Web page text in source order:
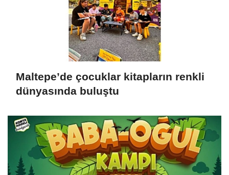
Maltepe’de çocuklar kitapların renkli
dünyasında buluştu